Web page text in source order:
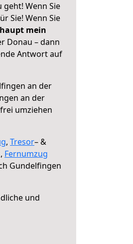
Wenn Sie
Sie! Wenn Sie
mein
Donau – dann
Antwort auf
an der
an der
umziehen
, Tresor– &
Fernumzug
Gundelfingen
und